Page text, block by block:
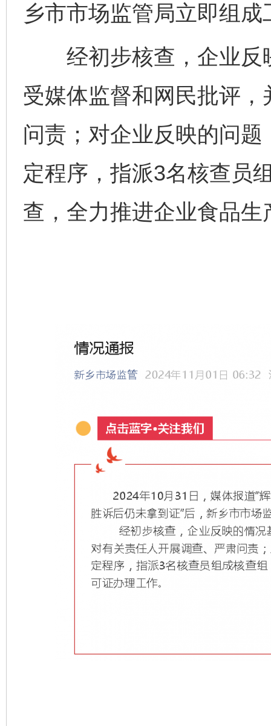
乡市市场监管局立即组
经初步核查，企业反
受媒体监督和网民批评
问责；对企业反映的问
定程序，指派3名核查员
查，全力推进企业食品